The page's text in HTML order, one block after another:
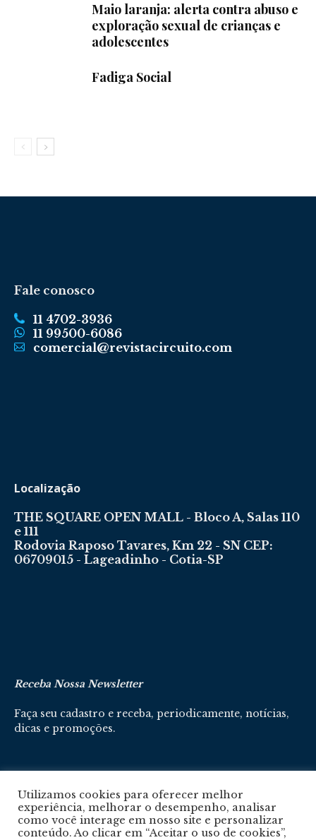
Maio laranja: alerta contra abuso e
exploração sexual de crianças e
adolescentes
Fadiga Social
Fale conosco
11 4702-3936
11 99500-6086
comercial@revistacircuito.com
Localização
THE SQUARE OPEN MALL - Bloco A, Salas 110
e 111
Rodovia Raposo Tavares, Km 22 - SN CEP:
06709015 - Lageadinho - Cotia-SP
Receba Nossa Newsletter
Faça seu cadastro e receba, periodicamente, notícias,
dicas e promoções.
Cadastre-se aqui
Utilizamos cookies para oferecer melhor
experiência, melhorar o desempenho, analisar
como você interage em nosso site e personalizar
conteúdo. Ao clicar em “Aceitar o uso de cookies”,